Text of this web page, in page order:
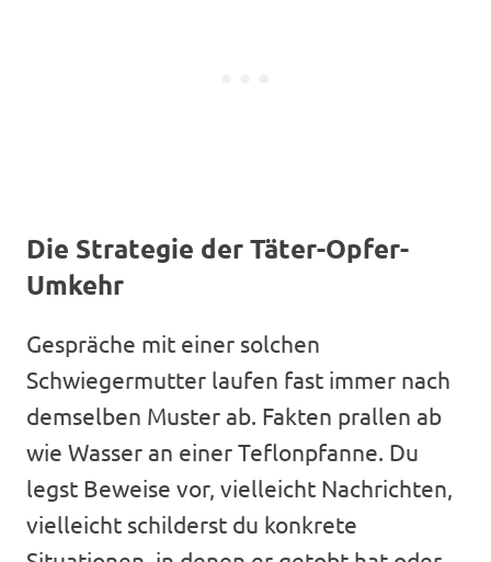
Die Strategie der Täter-Opfer-
Umkehr
Gespräche mit einer solchen
Schwiegermutter laufen fast immer nach
demselben Muster ab. Fakten prallen ab
wie Wasser an einer Teflonpfanne. Du
legst Beweise vor, vielleicht Nachrichten,
vielleicht schilderst du konkrete